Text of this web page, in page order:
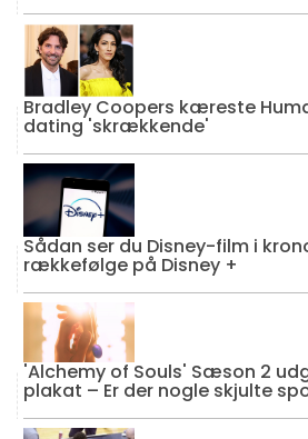
Bradley Coopers kæreste
dating 'skrækkende'
Sådan ser du Disney-film i
rækkefølge på Disney +
'Alchemy of Souls' Sæson 2
plakat – Er der nogle skjulte